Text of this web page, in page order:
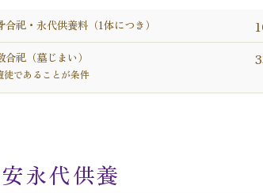
合祀・永代供養料（1体につき）
合祀（墓じまい）
であることが条件
永代供養